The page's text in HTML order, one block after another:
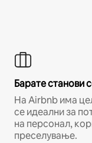
Барате станови
На Airbnb има
се идеални за
на персонал,
преселување.